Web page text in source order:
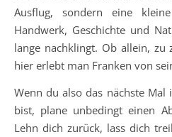
Ausflug, sondern eine
Handwerk, Geschichte und
lange nachklingt. Ob allein,
hier erlebt man Franken von
Wenn du also das nächste
bist, plane unbedingt einen
Lehn dich zurück, lass dich